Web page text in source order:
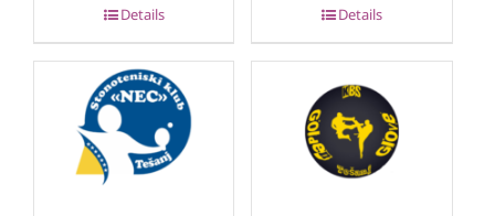
Details Details